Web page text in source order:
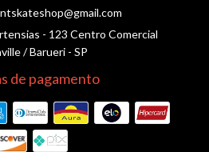
- 123 Centro Comercial
/ Barueri - SP
de pagamento